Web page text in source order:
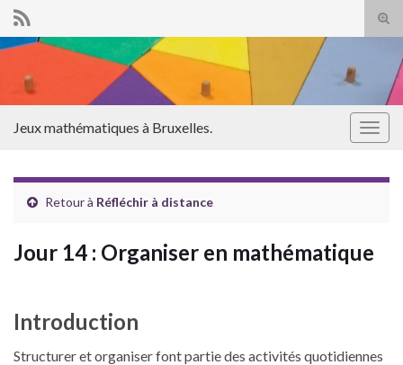
Search for:
Jeux mathématiques à Bruxelles.
Retour à Réfléchir à distance
Jour 14 : Organiser en mathématique
Introduction
Structurer et organiser font partie des activités quotidiennes